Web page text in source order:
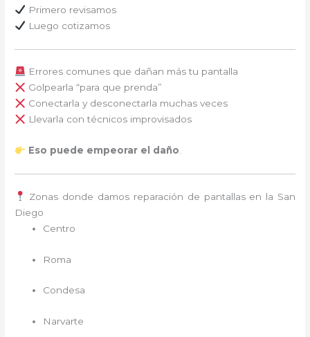
Primero revisamos
Luego cotizamos
Errores comunes que dañan más tu pantalla
Golpearla “para que prenda”
Conectarla y desconectarla muchas veces
Llevarla con técnicos improvisados
Eso puede empeorar el daño.
Zonas donde damos reparación de pantallas en la San
Diego
Centro
Roma
Condesa
Narvarte